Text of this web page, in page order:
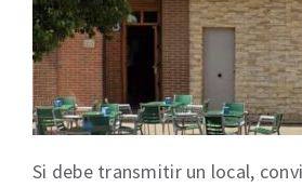
Si debe transmitir un local,